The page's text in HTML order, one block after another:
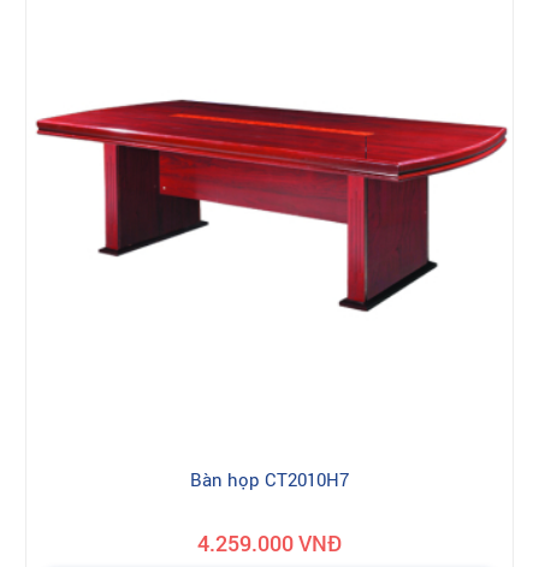
Bàn họp CT2010H7
4.259.000 VNĐ